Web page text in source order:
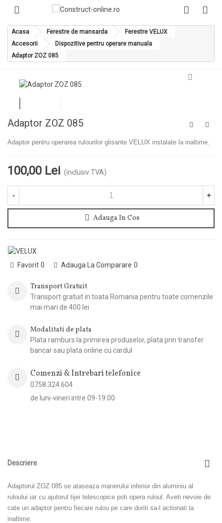
Acasa Ferestre de mansarda
Ferestre VELUX
Accesorii
Dispozitive pentru operare manuala
Adaptor ZOZ 085
Adaptor ZOZ 085
Adaptor pentru operarea rulourilor glisante VELUX instalate la inaltime.
100,00 Lei (inclusiv TVA)
- +
Adauga In Cos
Favorit 0 Adauga La Comparare 0
Transport Gratuit
Transport gratuit in toata Romania pentru toate comenzile
mai mari de 400 lei
Modalitati de plata
Plata ramburs la primirea produselor, plata prin transfer
bancar sau plata online cu cardul
Comenzi & Intrebari telefonice
0758.324.604
de luni-vineri intre 09-19.00
Descriere
Adaptorul ZOZ 085 se ataseaza manerului inferior din aluminiu al
ruloului iar cu ajutorul tijei telescopice poti opera ruloul. Aveti nevoie de
cate un adaptor pentru fiecare rulou pe care doriti sa-l actionati la
inaltime.